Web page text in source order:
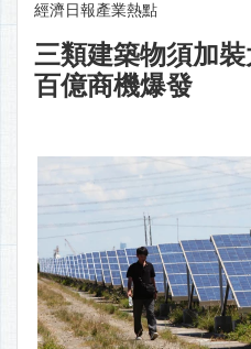
經濟日報產業熱點
三類建築物須加
百億商機爆發